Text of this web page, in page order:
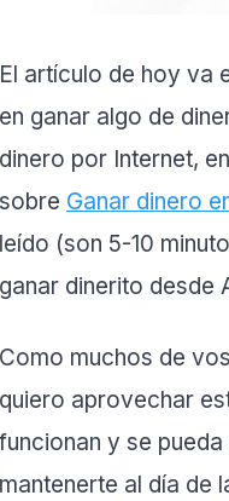
El artículo de hoy va
en ganar algo de
dinero por Internet,
sobre Ganar dinero
leído (son 5-10
ganar dinerito desde
Como muchos de
quiero aprovechar
funcionan y se
mantenerte al día de